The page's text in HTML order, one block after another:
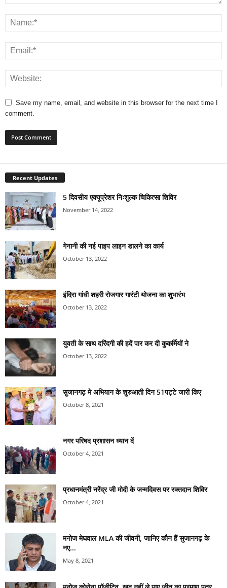
Save my name, email, and website in this browser for the next time I
comment.
Recent Updates
5 दिवसीय एक्यूप्रेशर निःशुल्क चिकित्सा शिविर
November 14, 2022
गेनानी की नई पाइप लाइन डालने का कार्य
October 13, 2022
इंदिरा गांधी शहरी रोजगार गारंटी योजना का शुभारंभ
October 13, 2022
युवती के साथ दरिंदगी की हदें पार कर दी कुकर्मियों ने
October 13, 2022
सुजानगढ़ मे अभियान के शुरुआती दिन 51पट्टे जारी किए
October 8, 2021
नगर परिषद प्रशासन ध्यान दें
October 4, 2021
प्रधानमंत्री नरेंद्र जी मोदी के जन्मदिवस पर रक्तदान शिविर
October 4, 2021
मनोज मेघवाल MLA की जीवनी, जानिए कौन हैं सुजानगढ़ के
नए...
May 8, 2021